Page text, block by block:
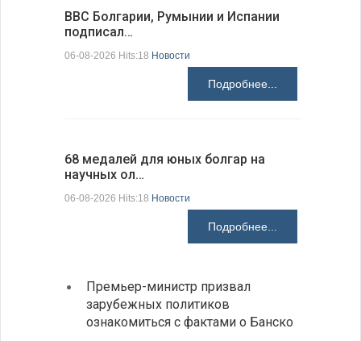
ВВС Болгарии, Румынии и Испании
подписал…
06-08-2026 Hits:18 Новости
Подробнее...
68 медалей для юных болгар на
научных ол…
06-08-2026 Hits:18 Новости
Подробнее...
Премьер-министр призвал
зарубежных политиков
ознакомиться с фактами о Банско